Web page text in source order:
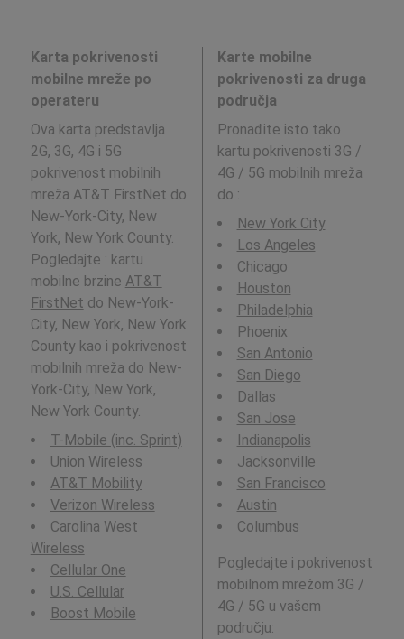
Karta pokrivenosti
mobilne mreže po
operateru
Ova karta predstavlja
2G, 3G, 4G i 5G
pokrivenost mobilnih
mreža AT&T FirstNet do
New-York-City, New
York, New York County.
Pogledajte : kartu
mobilne brzine AT&T
FirstNet do New-York-
City, New York, New York
County kao i pokrivenost
mobilnih mreža do New-
York-City, New York,
New York County.
T-Mobile (inc. Sprint)
Union Wireless
AT&T Mobility
Verizon Wireless
Carolina West
Wireless
Cellular One
U.S. Cellular
Boost Mobile
Karte mobilne
pokrivenosti za druga
područja
Pronađite isto tako
kartu pokrivenosti 3G /
4G / 5G mobilnih mreža
do :
New York City
Los Angeles
Chicago
Houston
Philadelphia
Phoenix
San Antonio
San Diego
Dallas
San Jose
Indianapolis
Jacksonville
San Francisco
Austin
Columbus
Pogledajte i pokrivenost
mobilnom mrežom 3G /
4G / 5G u vašem
području: